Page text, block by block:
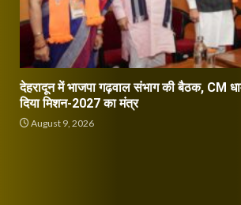
देहरादून में भाजपा गढ़वाल संभाग की बैठक, CM
दिया मिशन-2027 का मंत्र
August 9, 2026